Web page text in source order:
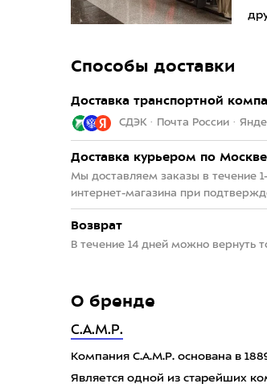
Способы доставки
Доставка транспортной
СДЭК · Почта России ·
Доставка курьером по Москве
Мы доставляем заказы в течение
интернет-магазина при
Возврат
В течение 14 дней можно вернуть
О бренде
C.A.M.P.
Компания C.A.M.P. основана в
Является одной из старейших